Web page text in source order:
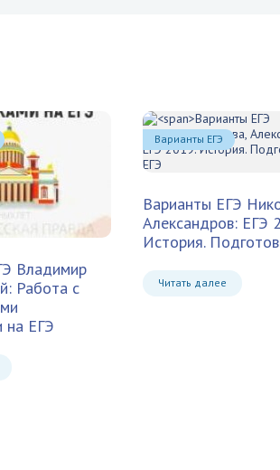
Владимир
Работа с
на ЕГЭ
Варианты ЕГЭ
Александров: ЕГЭ
История.
Читать далее
Варианты ЕГЭ